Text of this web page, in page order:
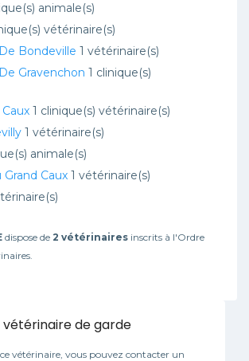
animale(s)
vétérinaire(s)
Bondeville 1 vétérinaire(s)
Gravenchon 1 clinique(s)
1 clinique(s) vétérinaire(s)
1 vétérinaire(s)
animale(s)
Caux 1 vétérinaire(s)
dispose de 2 vétérinaires inscrits à l'Ordre
vétérinaire de garde
vétérinaire, vous pouvez contacter un